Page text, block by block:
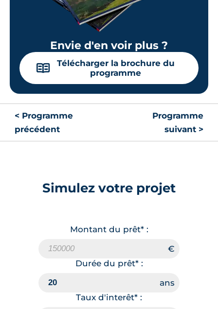
Envie d'en voir plus ?
📖
Télécharger la brochure du
programme
< Programme
précédent
Programme
suivant >
Simulez votre projet
Montant du prêt* :
Durée du prêt* :
Taux d'interêt* :